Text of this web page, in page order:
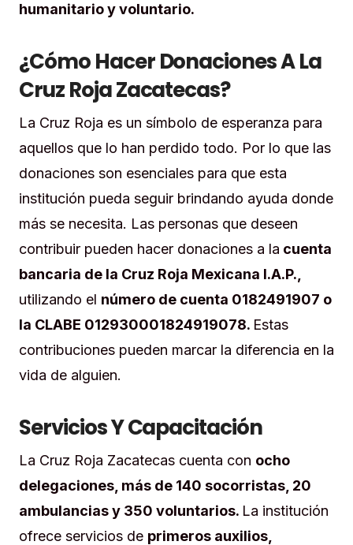
humanitario y voluntario.
¿Cómo Hacer Donaciones A La
Cruz Roja Zacatecas?
La Cruz Roja es un símbolo de esperanza para
aquellos que lo han perdido todo. Por lo que las
donaciones son esenciales para que esta
institución pueda seguir brindando ayuda donde
más se necesita. Las personas que deseen
contribuir pueden hacer donaciones a la cuenta
bancaria de la Cruz Roja Mexicana I.A.P.,
utilizando el número de cuenta 0182491907 o
la CLABE 012930001824919078. Estas
contribuciones pueden marcar la diferencia en la
vida de alguien.
Servicios Y Capacitación
La Cruz Roja Zacatecas cuenta con ocho
delegaciones, más de 140 socorristas, 20
ambulancias y 350 voluntarios. La institución
ofrece servicios de primeros auxilios,